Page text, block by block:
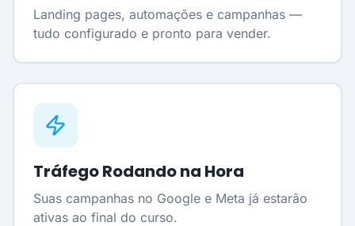
Landing pages, automações e campanhas —
tudo configurado e pronto para vender.
Tráfego Rodando na Hora
Suas campanhas no Google e Meta já estarão
ativas ao final do curso.